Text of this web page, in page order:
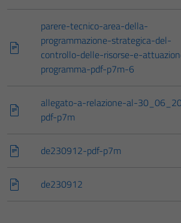
parere-tecnico-area-della-
programmazione-strategica-del-
controllo-delle-risorse-e-
programma-pdf-p7m-6
allegato-a-relazione-al-
pdf-p7m
de230912-pdf-p7m
de230912